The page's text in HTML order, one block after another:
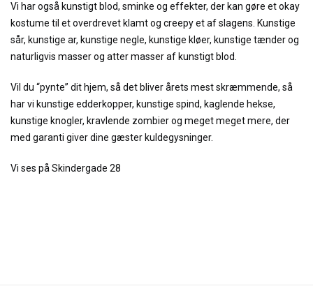
Vi har også kunstigt blod, sminke og effekter, der kan gøre et okay
kostume til et overdrevet klamt og creepy et af slagens. Kunstige
sår, kunstige ar, kunstige negle, kunstige kløer, kunstige tænder og
naturligvis masser og atter masser af kunstigt blod.
Vil du “pynte” dit hjem, så det bliver årets mest skræmmende, så
har vi kunstige edderkopper, kunstige spind, kaglende hekse,
kunstige knogler, kravlende zombier og meget meget mere, der
med garanti giver dine gæster kuldegysninger.
Vi ses på Skindergade 28